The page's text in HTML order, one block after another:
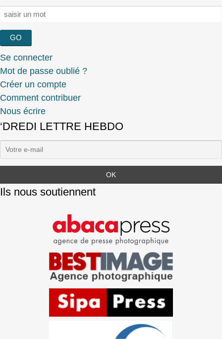
Rechercher :
Se connecter
Mot de passe oublié ?
Créer un compte
Comment contribuer
Nous écrire
‘DREDI LETTRE HEBDO
Ils nous soutiennent